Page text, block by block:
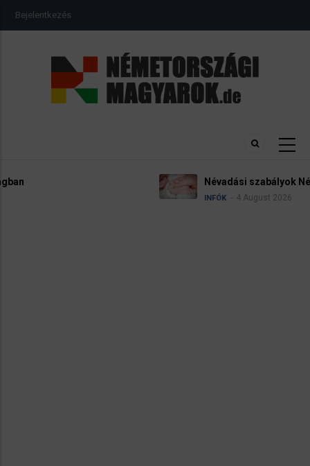
USER
ACCOUNT
Bejelentkezés
Névadási szabályok Németországban
4 August 2026